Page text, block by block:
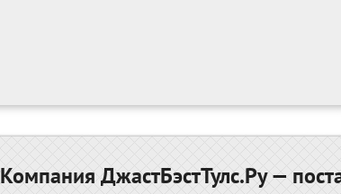
Компания ДжастБэстТулс.Ру —